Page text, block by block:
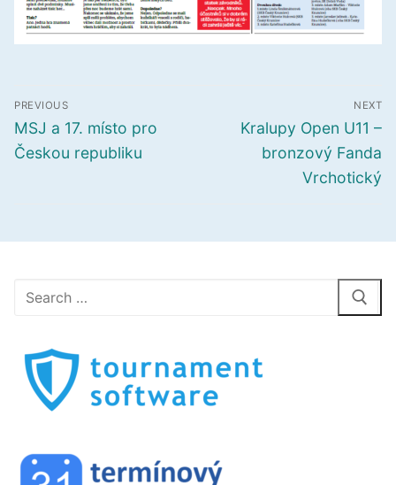
Navigace
pro
příspěvek
PREVIOUS
Předchozí
příspěvek
MSJ a 17. místo pro
Českou republiku
NEXT
Další
příspěvek
Kralupy Open U11 –
bronzový Fanda
Vrchotický
Hledat: